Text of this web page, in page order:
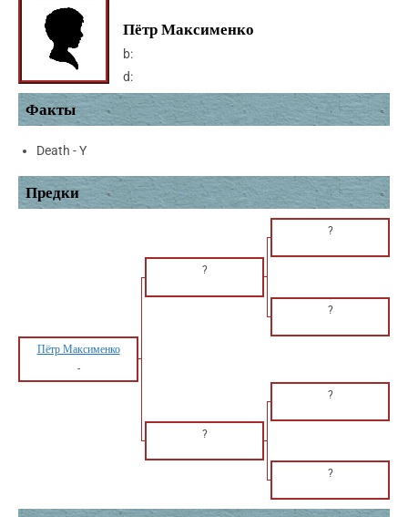
Пётр Максименко
b:
d:
Факты
Death - Y
Предки
?
?
?
Пётр Максименко
-
?
?
?